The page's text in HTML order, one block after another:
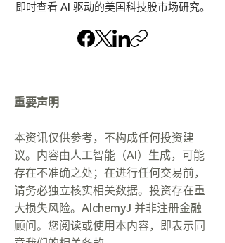
即时查看 AI 驱动的美国科技股市场研究。
重要声明
本资讯仅供参考，不构成任何投资建
议。内容由人工智能（AI）生成，可能
存在不准确之处；在进行任何交易前，
请务必独立核实相关数据。投资存在重
大损失风险。AlchemyJ 并非注册金融
顾问。您阅读或使用本内容，即表示同